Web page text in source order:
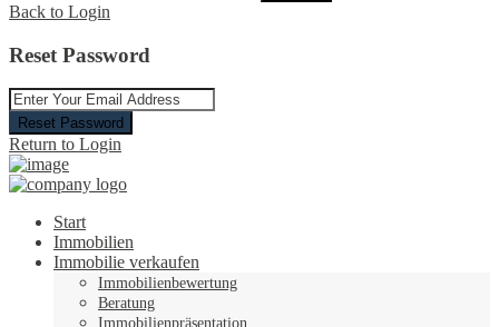
Back to Login
Reset Password
Reset Password
Return to Login
Start
Immobilien
Immobilie verkaufen
Immobilienbewertung
Beratung
Immobilienpräsentation